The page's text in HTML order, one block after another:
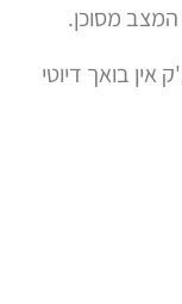
מסוכן.
בואך דיוטי